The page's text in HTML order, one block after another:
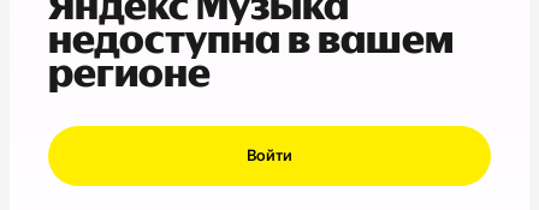
недоступна в вашем
регионе
Войти